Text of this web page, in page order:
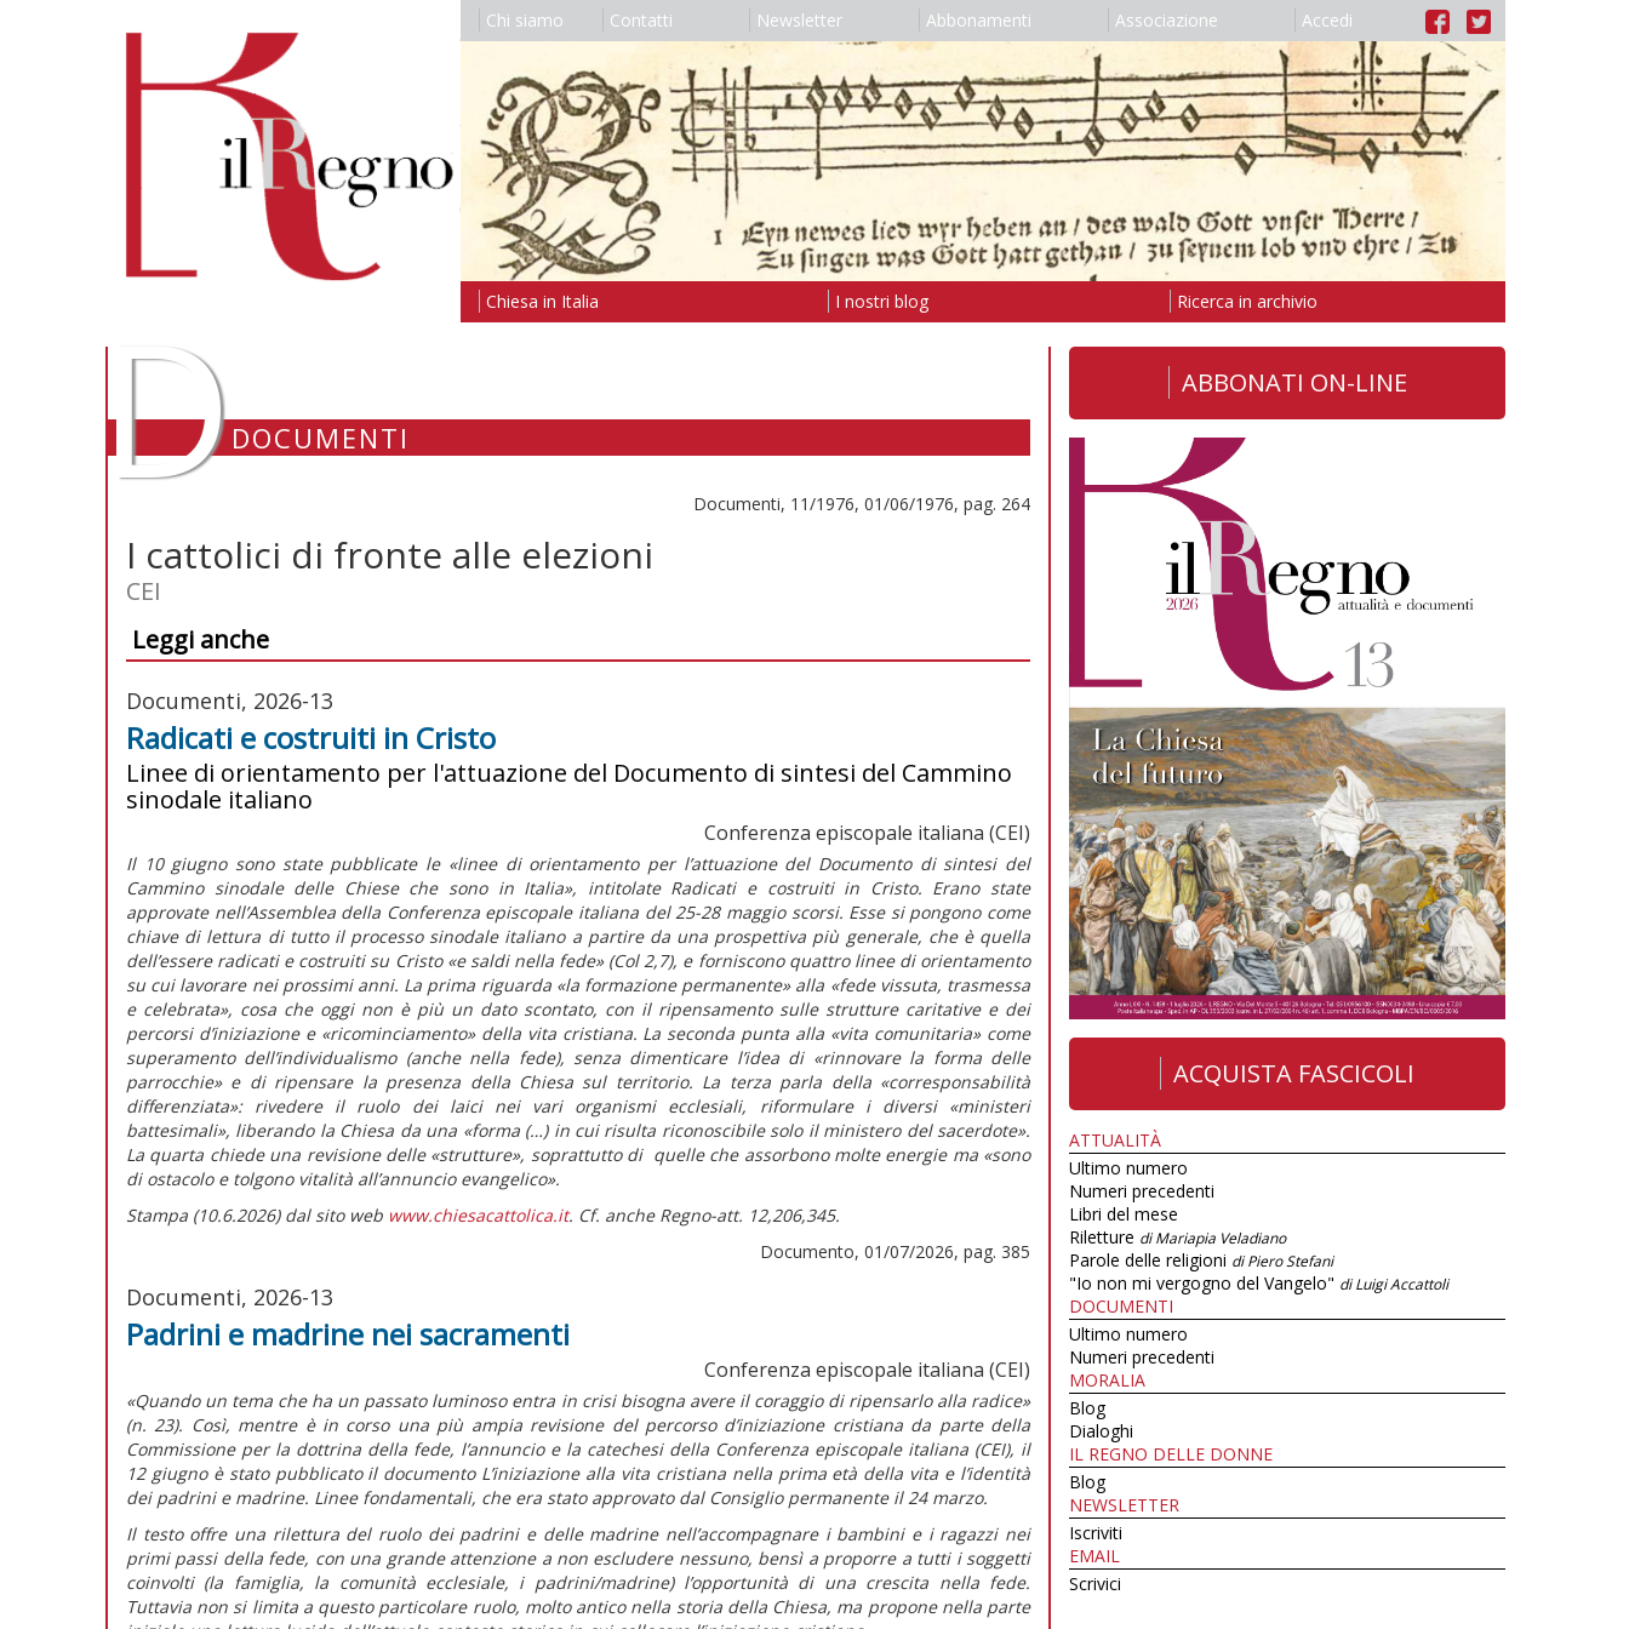
Chi siamo Contatti Newsletter Abbonamenti Associazione Accedi
Chiesa in Italia I nostri blog Ricerca in archivio
DDOCUMENTI
Documenti, 11/1976, 01/06/1976, pag. 264
I cattolici di fronte alle elezioni
CEI
Leggi anche
Documenti, 2026-13
Radicati e costruiti in Cristo
Linee di orientamento per l'attuazione del Documento di sintesi del Cammino
sinodale italiano
Conferenza episcopale italiana (CEI)
Il 10 giugno sono state pubblicate le «linee di orientamento per l’attuazione del Documento di sintesi del
Cammino sinodale delle Chiese che sono in Italia», intitolateRadicati e costruiti in Cristo. Erano state
approvate nell’Assemblea della Conferenza episcopale italiana del 25-28 maggio scorsi. Esse si pongono come
chiave di lettura di tutto il processo sinodale italiano a partire da una prospettiva più generale, che è quella
dell’essere radicati e costruiti su Cristo «e saldi nella fede» (Col 2,7), e forniscono quattro linee di orientamento
su cui lavorare nei prossimi anni. La prima riguarda«la formazione permanente» alla «fede vissuta, trasmessa
e celebrata», cosa che oggi non è più un dato scontato, con il ripensamento sulle strutture caritative e dei
percorsi d’iniziazione e «ricominciamento» della vita cristiana. La seconda punta alla «vita comunitaria» come
superamento dell’individualismo (anche nella fede), senza dimenticare l’idea di«rinnovare la forma delle
parrocchie» e di ripensare la presenza della Chiesa sul territorio. La terza parla della«corresponsabilità
differenziata»: rivedere il ruolo dei laici nei vari organismi ecclesiali, riformulare i diversi«ministeri
battesimali», liberando la Chiesa da una «forma (…) in cui risulta riconoscibile solo il ministero del sacerdote».
La quarta chiede una revisione delle «strutture», soprattutto di quelle che assorbono molte energie ma«sono
di ostacolo e tolgono vitalità all’annuncio evangelico».
Stampa (10.6.2026) dal sito web www.chiesacattolica.it. Cf. anche Regno-att. 12,206,345.
Documento, 01/07/2026, pag. 385
Documenti, 2026-13
Padrini e madrine nei sacramenti
Conferenza episcopale italiana (CEI)
«Quando un tema che ha un passato luminoso entra in crisi bisogna avere il coraggio di ripensarlo alla radice»
(n. 23). Così, mentre è in corso una più ampia revisione del percorso d’iniziazione cristiana da parte della
Commissione per la dottrina della fede, l’annuncio e la catechesi della Conferenza episcopale italiana (CEI), il
12 giugno è stato pubblicato il documento L’iniziazione alla vita cristiana nella prima età della vita e l’identità
dei padrini e madrine. Linee fondamentali, che era stato approvato dal Consiglio permanente il 24 marzo.
Il testo offre una rilettura del ruolo dei padrini e delle madrine nell’accompagnare i bambini e i ragazzi nei
primi passi della fede, con una grande attenzione a non escludere nessuno, bensì a proporre a tutti i soggetti
coinvolti (la famiglia, la comunità ecclesiale, i padrini/madrine) l’opportunità di una crescita nella fede.
Tuttavia non si limita a questo particolare ruolo, molto antico nella storia della Chiesa, ma propone nella parte
ABBONATI ON-LINE
ACQUISTA FASCICOLI
ATTUALITÀ
Ultimo numero
Numeri precedenti
Libri del mese
Riletture di Mariapia Veladiano
Parole delle religioni di Piero Stefani
"Io non mi vergogno del Vangelo" di Luigi Accattoli
DOCUMENTI
Ultimo numero
Numeri precedenti
MORALIA
Blog
Dialoghi
IL REGNO DELLE DONNE
Blog
NEWSLETTER
Iscriviti
EMAIL
Scrivici